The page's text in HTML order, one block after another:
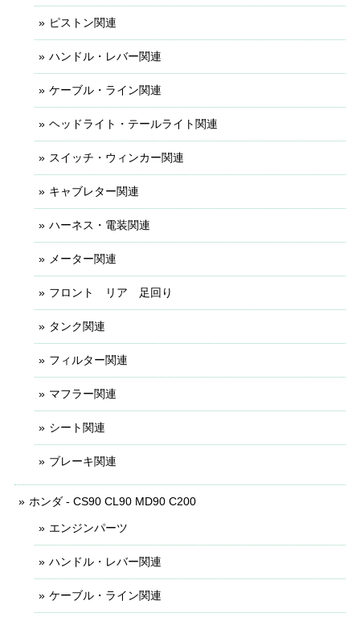
ピストン関連
ハンドル・レバー関連
ケーブル・ライン関連
ヘッドライト・テールライト関連
スイッチ・ウィンカー関連
キャブレター関連
ハーネス・電装関連
メーター関連
フロント リア 足回り
タンク関連
フィルター関連
マフラー関連
シート関連
ブレーキ関連
ホンダ - CS90 CL90 MD90 C200
エンジンパーツ
ハンドル・レバー関連
ケーブル・ライン関連